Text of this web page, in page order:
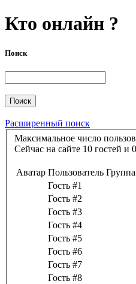
Кто онлайн ?
Поиск
Расширенный поиск
Аватар Пользователь Группа
Гость #1
Гость #2
Гость #3
Гость #4
Гость #5
Гость #6
Гость #7
Гость #8